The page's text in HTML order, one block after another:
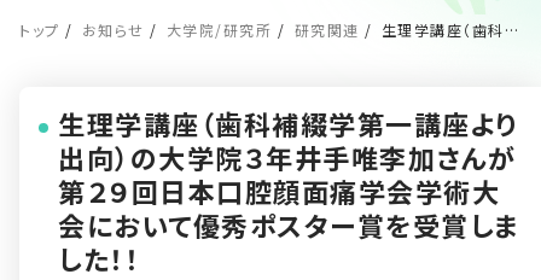
トップ お知らせ 大学院/研究所 研究関連 生理学講座（歯科補綴学第一講座より出向）の大学院３年井手唯李加さんが第２９回日本口腔顔面痛学会学術大会において優秀ポスター賞を受賞しました！！
生理学講座（歯科補綴学第一講座より
出向）の大学院３年井手唯李加さんが
第２９回日本口腔顔面痛学会学術大
会において優秀ポスター賞を受賞しま
した！！